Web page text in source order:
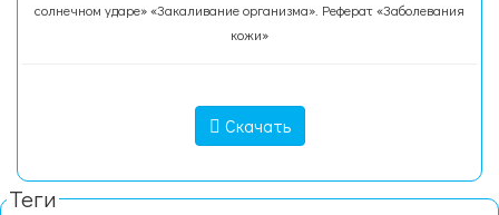
солнечном ударе» «Закаливание организма». Реферат «Заболевания
кожи»
Скачать
Теги